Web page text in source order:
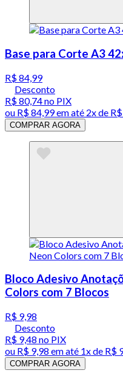
Base para Corte A3
R$ 84,99
Desconto
R$ 80,74no PIX
ou R$ 84,99em até 2x de
COMPRAR AGORA
Bloco Adesivo
Colors com 7 Blocos
R$ 9,98
Desconto
R$ 9,48 no PIX
ou R$ 9,98 em até 1x de R$
COMPRAR AGORA